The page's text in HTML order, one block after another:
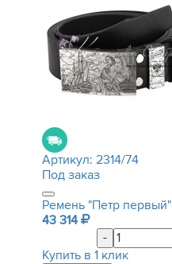
Артикул: 2314/74
Под заказ
Ремень "Петр первый"
43 314
-
Купить в 1 клик